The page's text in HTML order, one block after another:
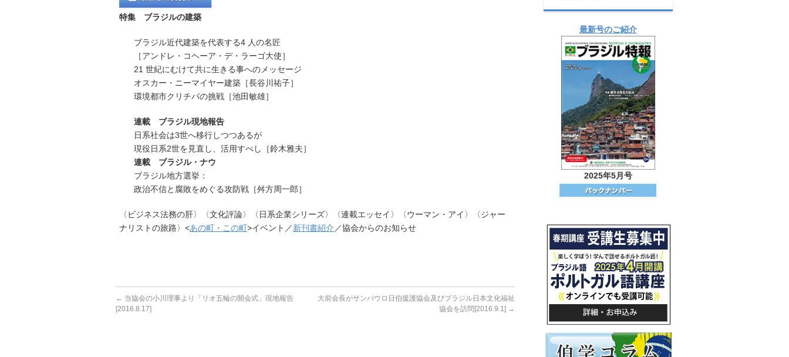
特集 ブラジルの建築
ブラジル近代建築を代表する4 人の名匠
［アンドレ・コヘーア・デ・ラーゴ大使］
21 世紀にむけて共に生きる事へのメッセージ
オスカー・ニーマイヤー建築［長谷川祐子］
環境都市クリチバの挑戦［池田敏雄］
連載 ブラジル現地報告
日系社会は3世へ移行しつつあるが
現役日系2世を見直し、活用すべし［鈴木雅夫］
連載 ブラジル・ナウ
ブラジル地方選挙：
政治不信と腐敗をめぐる攻防戦［舛方周一郎］
〈ビジネス法務の肝〉〈文化評論〉〈日系企業シリーズ〉〈連載エッセイ〉〈ウーマン・アイ〉〈ジャー
ナリストの旅路〉<あの町・この町>イベント／新刊書紹介 ／協会からのお知らせ
← 当協会の小川理事より「リオ五輪の開会式」現地報告
[2016.8.17]
大前会長がサンパウロ日伯援護協会及びブラジル日本文化福祉
協会を訪問[2016.9.1] →
最新号のご紹介
2025年5月号